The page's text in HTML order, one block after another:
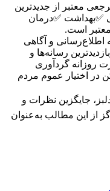
معتبر از جدیدترین
✅بهداشت ✅درمان
است.
و آگاهی
رسانه‌ها و
روزانه گردآوری
در اختیار عموم مردم
جایگزین نظرات و
این مطالب به‌عنوان